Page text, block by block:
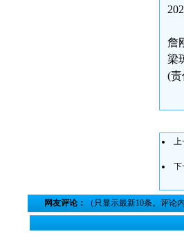
詹
梁
(
上
下
网友评论： （只显示最新10条。评